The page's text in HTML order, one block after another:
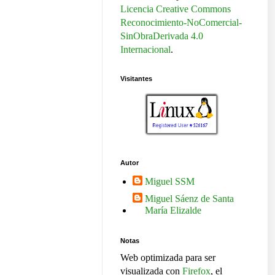
Licencia Creative Commons
Reconocimiento-NoComercial-
SinObraDerivada 4.0
Internacional.
Visitantes
Autor
Miguel SSM
Miguel Sáenz de Santa
María Elizalde
Notas
Web optimizada para ser
visualizada con Firefox, el